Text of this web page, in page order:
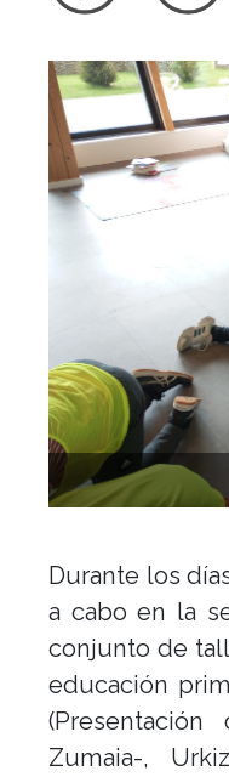
Durante los
a cabo en la
conjunto de
educación
Zumaia-,